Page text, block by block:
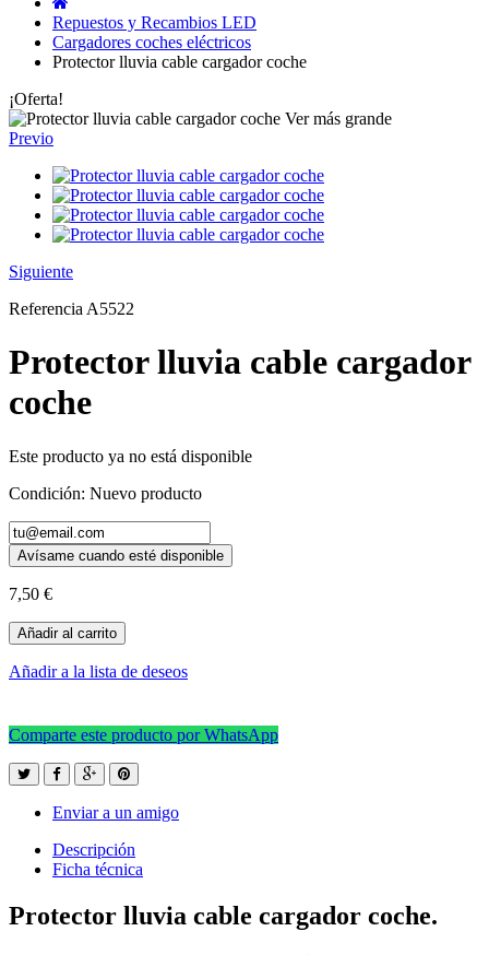
Repuestos y Recambios LED
Cargadores coches eléctricos
Protector lluvia cable cargador coche
¡Oferta!
Ver más grande
Previo
Siguiente
Referencia A5522
Protector lluvia cable cargador
coche
Este producto ya no está disponible
Condición: Nuevo producto
Avísame cuando esté disponible
7,50 €
Añadir al carrito
Añadir a la lista de deseos
Comparte este producto por WhatsApp
Enviar a un amigo
Descripción
Ficha técnica
Protector lluvia cable cargador coche.